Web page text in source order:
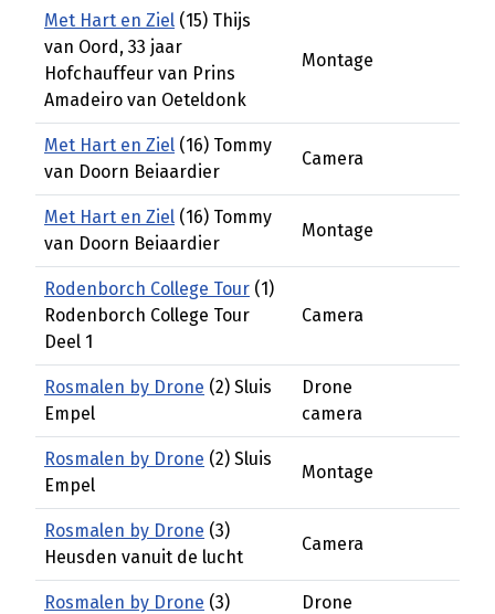
Met Hart en Ziel (15) Thijs
van Oord, 33 jaar
Hofchauffeur van Prins
Amadeiro van Oeteldonk
Montage
Met Hart en Ziel (16) Tommy
van Doorn Beiaardier
Camera
Met Hart en Ziel (16) Tommy
van Doorn Beiaardier
Montage
Rodenborch College Tour (1)
Rodenborch College Tour
Deel 1
Camera
Rosmalen by Drone (2) Sluis
Empel
Drone
camera
Rosmalen by Drone (2) Sluis
Empel
Montage
Rosmalen by Drone (3)
Heusden vanuit de lucht
Camera
Rosmalen by Drone (3)
Drone